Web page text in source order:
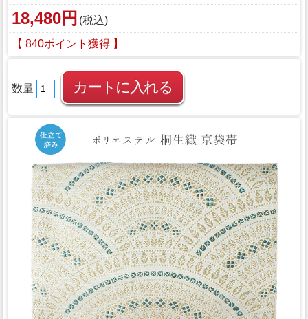
18,480円 (税込)
【 840ポイント獲得 】
数量